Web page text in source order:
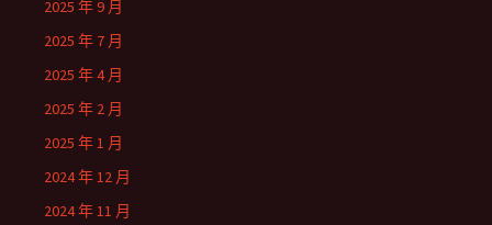
2025 年 9 月
2025 年 7 月
2025 年 4 月
2025 年 2 月
2025 年 1 月
2024 年 12 月
2024 年 11 月